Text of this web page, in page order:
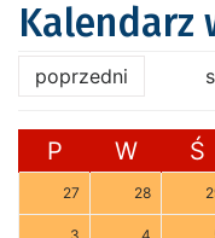
Kalendarz
poprzedni
P W Ś
27 28